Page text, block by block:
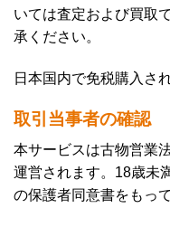
いては査定および買取
承ください。
日本国内で免税購入さ
取引当事者の確認
本サービスは古物営業
運営されます。18歳未
の保護者同意書をもっ